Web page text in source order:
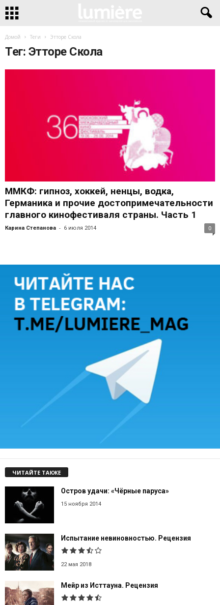
Домой Теги Этторе Скола
Тег: Этторе Скола
ММКФ: гипноз, хоккей, ненцы, водка,
Германика и прочие достопримечательности
главного кинофестиваля страны. Часть 1
Карина Степанова - 6 июля 2014 0
ЧИТАЙТЕ ТАКЖЕ
Остров удачи: «Чёрные паруса»
15 ноября 2014
Испытание невиновностью. Рецензия
22 мая 2018
Мейр из Исттауна. Рецензия